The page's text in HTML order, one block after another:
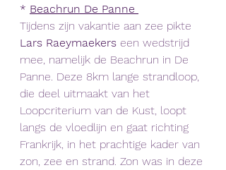
* Beachrun De Panne
Tijdens zijn vakantie aan zee pikte
Lars Raeymaekers een wedstrijd
mee, namelijk de Beachrun in De
Panne. Deze 8km lange strandloop,
die deel uitmaakt van het
Loopcriterium van de Kust, loopt
langs de vloedlijn en gaat richting
Frankrijk, in het prachtige kader van
zon, zee en strand. Zon was in deze